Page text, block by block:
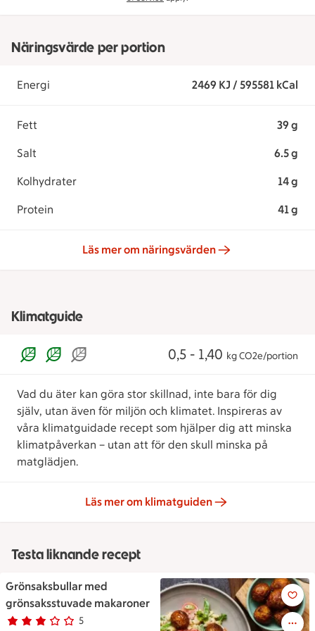
Näringsvärde per portion
Energi 2469 KJ / 595581 kCal
Fett 39 g
Salt 6.5 g
Kolhydrater 14 g
Protein 41 g
Läs mer om näringsvärden
Klimatguide
0,5 - 1,40 kg CO2e/portion
Vad du äter kan göra stor skillnad, inte bara för dig
själv, utan även för miljön och klimatet. Inspireras av
våra klimatguidade recept som hjälper dig att minska
klimatpåverkan – utan att för den skull minska på
matglädjen.
Läs mer om klimatguiden
Testa liknande recept
Grönsaksbullar med
grönsaksstuvade makaroner
Betyg 2.8 av 5. 5
5 personer har röstat
Grönsaksbullar med